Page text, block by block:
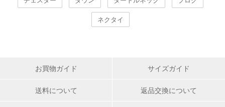
ネクタイ
お買物ガイド サイズガイド
送料について 返品交換について